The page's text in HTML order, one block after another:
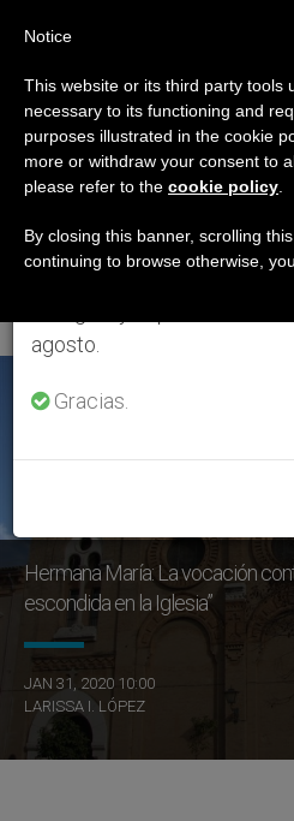
ETIQUETA
Posts
Francisco
ÚLTIMAS NOTICIAS
Hermana María: La vocación
escondida en la Iglesia”
JAN 31, 2020 10:00
LARISSA I. LÓPEZ
Aviso importante
Del 27 de julio al 7 de
anual, aprovechando que
se generan menos
agosto.
Gracias.
Notice
This website or its third party tools
necessary to its functioning and
purposes illustrated in the cookie
more or withdraw your consent to
please refer to the cookie policy
By closing this banner, scrolling
continuing to browse otherwise,